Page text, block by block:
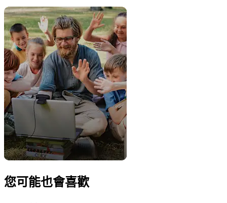
您可能也會喜歡